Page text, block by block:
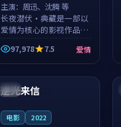
主演： 周迅、沈腾 等
长夜潜伏·典藏是一部以
爱情为核心的影视作品，
围绕危机、反转与人物成
长展开，整体节奏紧凑，
值得推荐观看。
97,978 7.5 爱情
日本
91:19
逆光来信
电影 2022